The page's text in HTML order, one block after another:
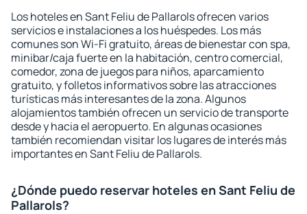
Los hoteles en Sant Feliu de Pallarols ofrecen varios
servicios e instalaciones a los huéspedes. Los más
comunes son Wi-Fi gratuito, áreas de bienestar con spa,
minibar/caja fuerte en la habitación, centro comercial,
comedor, zona de juegos para niños, aparcamiento
gratuito, y folletos informativos sobre las atracciones
turísticas más interesantes de la zona. Algunos
alojamientos también ofrecen un servicio de transporte
desde y hacia el aeropuerto. En algunas ocasiones
también recomiendan visitar los lugares de interés más
importantes en Sant Feliu de Pallarols.
¿Dónde puedo reservar hoteles en Sant Feliu de
Pallarols?